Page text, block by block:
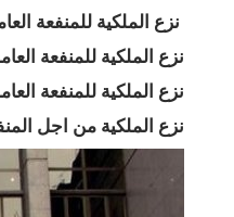
نزع الملكية للمنفعة
نزع الملكية للمنفعة
نزع الملكية للمنفعة
نزع الملكية من اجل